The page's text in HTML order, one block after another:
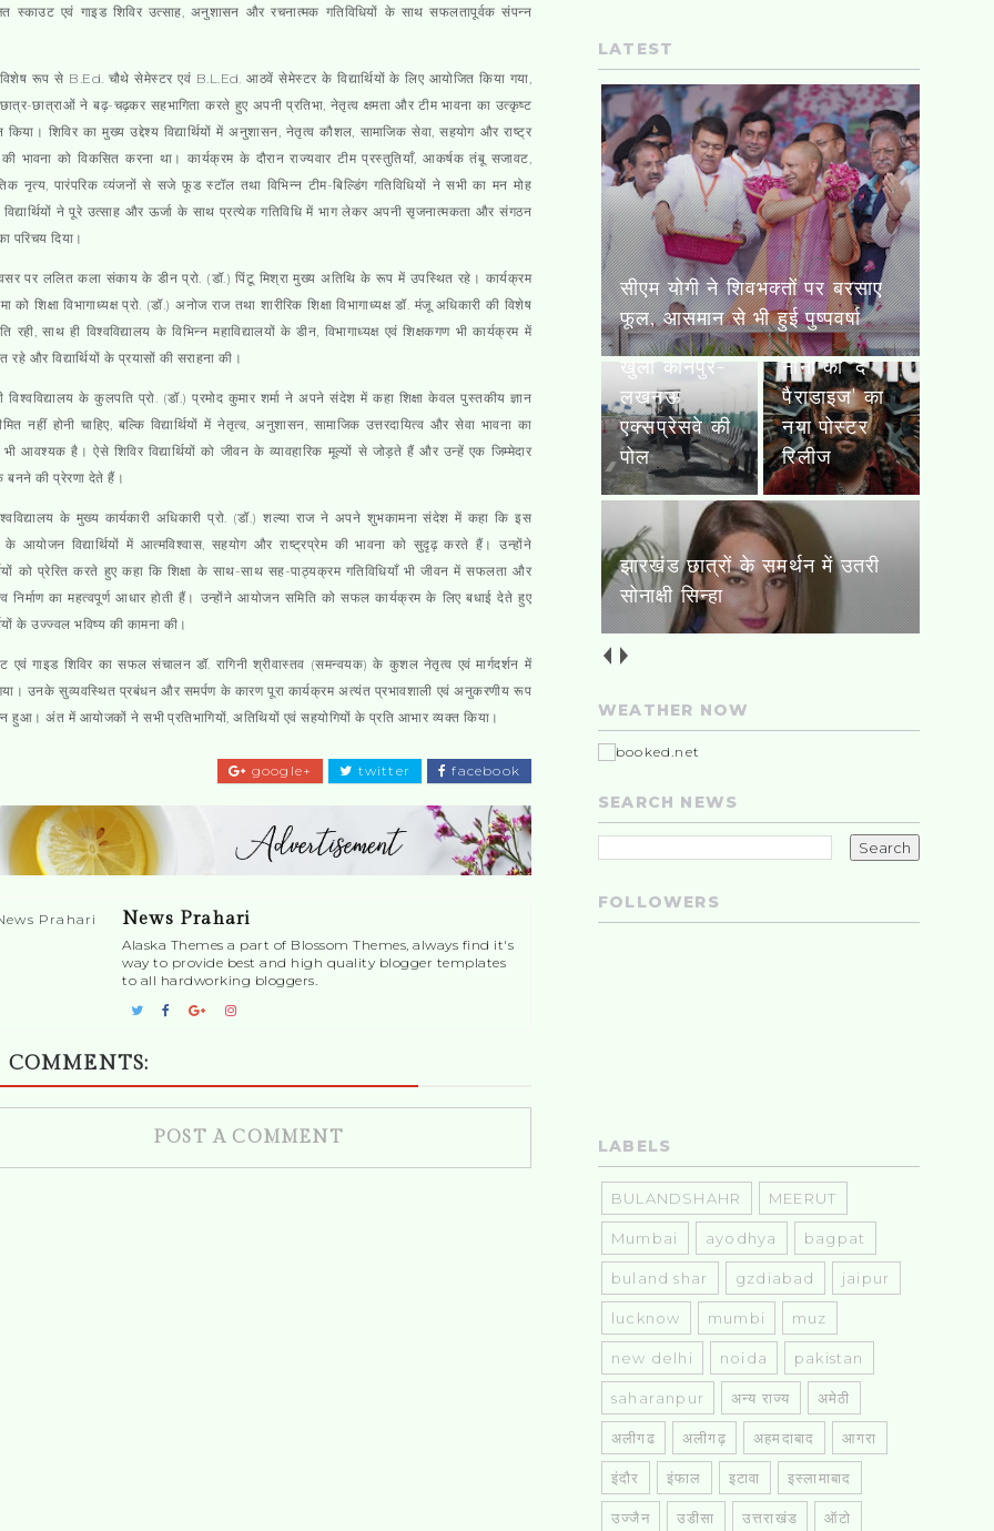
स्काउट एवं गाइड शिविर उत्साह, अनुशासन और रचनात्मक गतिविधियों के साथ सफलतापूर्वक संपन्न
विशेष रूप से B.Ed. चौथे सेमेस्टर एवं B.L.Ed. आठवें सेमेस्टर के विद्यार्थियों के लिए आयोजित किया गया,
छात्राओं ने बढ़-चढ़कर सहभागिता करते हुए अपनी प्रतिभा, नेतृत्व क्षमता और टीम भावना का उत्कृष्ट
किया। शिविर का मुख्य उद्देश्य विद्यार्थियों में अनुशासन, नेतृत्व कौशल, सामाजिक सेवा, सहयोग और राष्ट्र
की भावना को विकसित करना था। कार्यक्रम के दौरान राज्यवार टीम प्रस्तुतियाँ, आकर्षक तंबू सजावट,
नृत्य, पारंपरिक व्यंजनों से सजे फूड स्टॉल तथा विभिन्न टीम-बिल्डिंग गतिविधियों ने सभी का मन मोह
विद्यार्थियों ने पूरे उत्साह और ऊर्जा के साथ प्रत्येक गतिविधि में भाग लेकर अपनी सृजनात्मकता और संगठन
परिचय दिया।
पर ललित कला संकाय के डीन प्रो. (डॉ.) पिंटू मिश्रा मुख्य अतिथि के रूप में उपस्थित रहे। कार्यक्रम
को शिक्षा विभागाध्यक्ष प्रो. (डॉ.) अनोज राज तथा शारीरिक शिक्षा विभागाध्यक्ष डॉ. मंजू अधिकारी की विशेष
रही, साथ ही विश्वविद्यालय के विभिन्न महाविद्यालयों के डीन, विभागाध्यक्ष एवं शिक्षकगण भी कार्यक्रम में
रहे और विद्यार्थियों के प्रयासों की सराहना की।
विश्वविद्यालय के कुलपति प्रो. (डॉ.) प्रमोद कुमार शर्मा ने अपने संदेश में कहा शिक्षा केवल पुस्तकीय ज्ञान
नहीं होनी चाहिए, बल्कि विद्यार्थियों में नेतृत्व, अनुशासन, सामाजिक उत्तरदायित्व और सेवा भावना का
भी आवश्यक है। ऐसे शिविर विद्यार्थियों को जीवन के व्यावहारिक मूल्यों से जोड़ते हैं और उन्हें एक जिम्मेदार
बनने की प्रेरणा देते हैं।
के मुख्य कार्यकारी अधिकारी प्रो. (डॉ.) शल्या राज ने अपने शुभकामना संदेश में कहा कि इस
के आयोजन विद्यार्थियों में आत्मविश्वास, सहयोग और राष्ट्रप्रेम की भावना को सुदृढ़ करते हैं। उन्होंने
को प्रेरित करते हुए कहा कि शिक्षा के साथ-साथ सह-पाठ्यक्रम गतिविधियाँ भी जीवन में सफलता और
निर्माण का महत्वपूर्ण आधार होती हैं। उन्होंने आयोजन समिति को सफल कार्यक्रम के लिए बधाई देते हुए
के उज्ज्वल भविष्य की कामना की।
एवं गाइड शिविर का सफल संचालन डॉ. रागिनी श्रीवास्तव (समन्वयक) के कुशल नेतृत्व एवं मार्गदर्शन में
उनके सुव्यवस्थित प्रबंधन और समर्पण के कारण पूरा कार्यक्रम अत्यंत प्रभावशाली एवं अनुकरणीय रूप
हुआ। अंत में आयोजकों ने सभी प्रतिभागियों, अतिथियों एवं सहयोगियों के प्रति आभार व्यक्त किया।
facebook
twitter
google+
News Prahari
Alaska Themes a part of Blossom Themes, always find it's
way to provide best and high quality blogger templates
to all hardworking bloggers.
COMMENTS:
POST A COMMENT
LATEST
सीएम योगी ने शिवभक्तों पर बरसाए
फूल, आसमान से भी हुई पुष्पवर्षा
17 दिन में ही
खुली कानपुर-
लखनऊ
एक्सप्रेसवे की
पोल
नानी की 'द
पैराडाइज' का
नया पोस्टर
रिलीज
झारखंड छात्रों के समर्थन में उतरी
सोनाक्षी सिन्हा
WEATHER NOW
SEARCH NEWS
FOLLOWERS
LABELS
BULANDSHAHR MEERUT
Mumbai ayodhya bagpat
buland shar gzdiabad jaipur
lucknow mumbi muz
new delhi noida pakistan
saharanpur अन्य राज्य अमेठी
अलीगढ अलीगढ़ अहमदाबाद आगरा
इंदौर इंफाल इटावा इस्लामाबाद
उज्जैन उडीसा उत्तराखंड ऑटो